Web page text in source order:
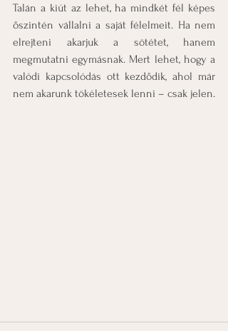
Talán a kiút az lehet, ha mindkét fél képes
őszintén vállalni a saját félelmeit. Ha nem
elrejteni akarjuk a sötétet, hanem
megmutatni egymásnak. Mert lehet, hogy a
valódi kapcsolódás ott kezdődik, ahol már
nem akarunk tökéletesek lenni – csak jelen.